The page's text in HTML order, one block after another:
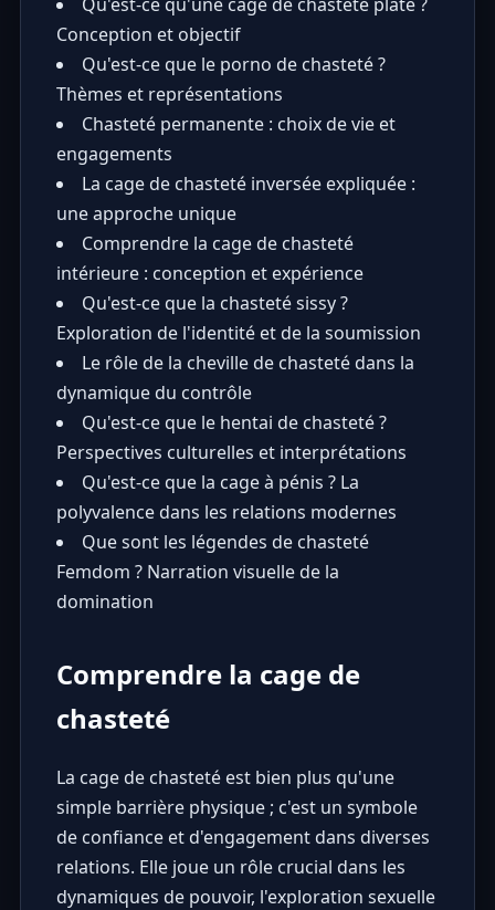
Conception et objectif
Qu'est-ce que le porno de chasteté ?
Thèmes et représentations
Chasteté permanente : choix de vie et
engagements
La cage de chasteté inversée expliquée :
une approche unique
Comprendre la cage de chasteté
intérieure : conception et expérience
Qu'est-ce que la chasteté sissy ?
Exploration de l'identité et de la soumission
Le rôle de la cheville de chasteté dans la
dynamique du contrôle
Qu'est-ce que le hentai de chasteté ?
Perspectives culturelles et interprétations
Qu'est-ce que la cage à pénis ? La
polyvalence dans les relations modernes
Que sont les légendes de chasteté
Femdom ? Narration visuelle de la
domination
Comprendre la cage de
chasteté
La cage de chasteté est bien plus qu'une
simple barrière physique ; c'est un symbole
de confiance et d'engagement dans diverses
relations. Elle joue un rôle crucial dans les
dynamiques de pouvoir, l'exploration sexuelle